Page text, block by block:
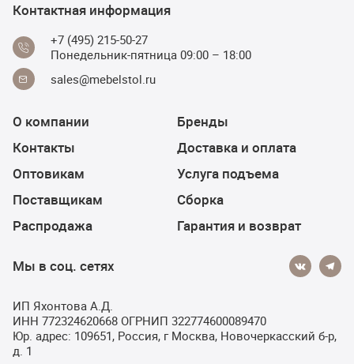
Контактная информация
+7 (495) 215-50-27
Понедельник-пятница 09:00 – 18:00
sales@mebelstol.ru
О компании
Контакты
Оптовикам
Поставщикам
Распродажа
Бренды
Доставка и оплата
Услуга подъема
Сборка
Гарантия и возврат
Мы в соц. сетях
ИП Яхонтова А.Д.
ИНН 772324620668 ОГРНИП 322774600089470
Юр. адрес: 109651, Россия, г Москва, Новочеркасский б-р,
д. 1